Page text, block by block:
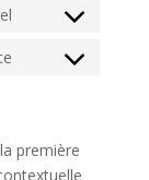
service
Consent
Consent
divers
première